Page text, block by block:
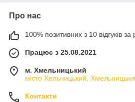
Про нас
100% позитивних з 10 відгуків за
Працює з 25.08.2021
м. Хмельницький
місто Хельницький,
Контакти